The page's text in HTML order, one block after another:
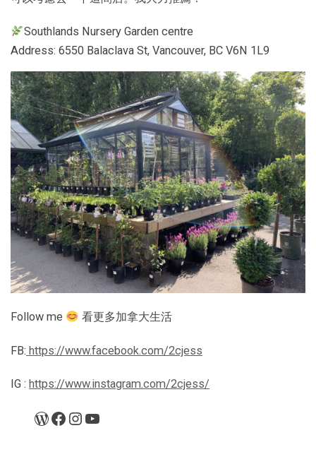
Southlands Nursery Garden centre
Address: 6550 Balaclava St, Vancouver, BC V6N 1L9
Follow me 看更多加拿大生活
FB: https://www.facebook.com/2cjess
IG : https://www.instagram.com/2cjess/
WordPress
Facebook
Instagram
YouTube